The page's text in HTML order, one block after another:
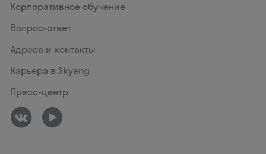
Корпоративное обучение
Вопрос-ответ
Адреса и контакты
Карьера в Skyeng
Пресс-центр